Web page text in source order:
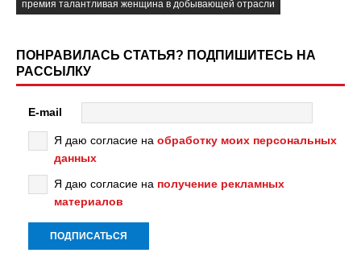
премия талантливая женщина в добывающей отрасли
ПОНРАВИЛАСЬ СТАТЬЯ? ПОДПИШИТЕСЬ НА
РАССЫЛКУ
E-mail
Я даю согласие на обработку моих персональных
данных
Я даю согласие на получение рекламных
материалов